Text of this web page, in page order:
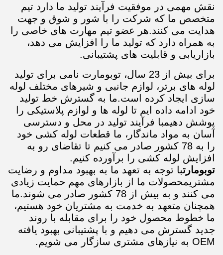
نقش مهمی در موفقیت فرآیند تولید ما دارد تیم
متخصص ما که شرکت را با شور و شوق و جهت
هدایت می کنند.هر عضو تیم مهارت های خاصی را
به همراه دارد که تولید ما را افزایش می دهد،
بازاریابی و قابلیت های پشتیبانی.
برای بیش از 23 سال، توبومارت نامی برای تولید
لوله های برتر، لوازم جانبی و شیرهای مختلف لوله
سازی ایجاد کرده است.ما به گسترش خط تولید
خود ادامه داده ایم تا لوله ها و لوازم پلاستیکی را
پوشش دهیمبا فرآیند تولید در محل و دسترسی
آسان به مواد ماندگار، ما قطعات لوله کشی خود
را به 78 کشور صادر می کنیم تا تقاضای رو به
افزایش لوله کشی را برآورده کنیم.
توبومارتبا توجه به تعهد ما به بهبود مداوم و رضایت
مشتریمحصولات ما از بازارهای مهم حمایت زیادی
می کنند و به بیش از 78 کشور صادر می شوند.ما
همچنان متعهد به خدمت به مشتریان خود هستیم،
ما خطوط محصول خود را برای مقابله با روند
جدید گسترش می دهیم و با پشتیبانی بهبود یافته
OEM به نیازهای مشتری سازگار می شویم.